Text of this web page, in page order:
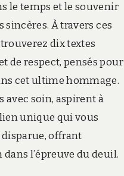
le temps et le souvenir
À travers ces
dix textes
de respect, pensés pour
cet ultime hommage.
avec soin, aspirent à
unique qui vous
offrant
l’épreuve du deuil.